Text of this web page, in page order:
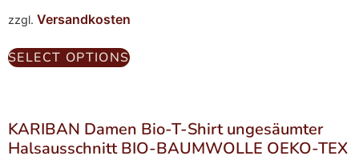
zzgl. Versandkosten
SELECT OPTIONS
KARIBAN Damen Bio-T-Shirt ungesäumter
Halsausschnitt BIO-BAUMWOLLE OEKO-TEX